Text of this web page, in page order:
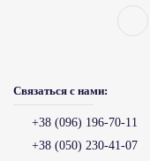
Связаться с нами:
+38 (096) 196-70-11
+38 (050) 230-41-07